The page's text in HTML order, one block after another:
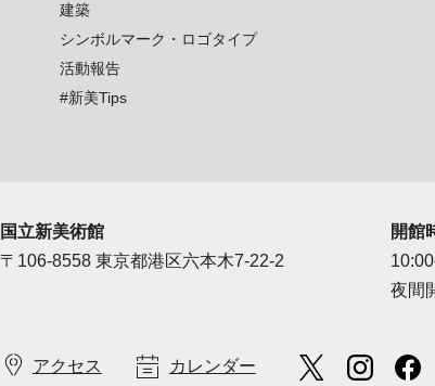
建築
シンボルマーク・ロゴタイプ
活動報告
#新美Tips
国立新美術館
〒106-8558 東京都港区六本木7-22-2
開館
夜間
アクセス カレンダー